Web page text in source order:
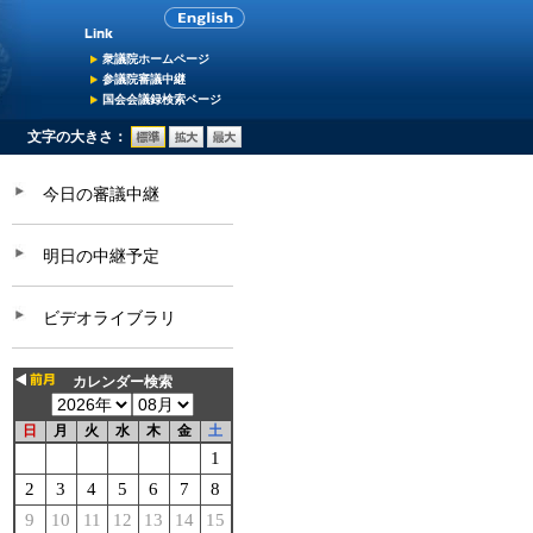
衆議院ホームページ
参議院審議中継
国会会議録検索ページ
文字の大きさ：
今日の審議中継
明日の中継予定
ビデオライブラリ
カレンダー検索
日 月 火 水 木 金 土
1
2
3 4 5 6 7
8
9
10 11 12 13 14
15